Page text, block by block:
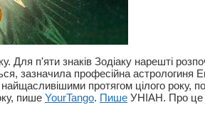
Для п'яти знаків Зодіаку нарешті
зазначила професійна астрологиня
протягом цілого року,
пише YourTango. Пише УНІАН. Про це